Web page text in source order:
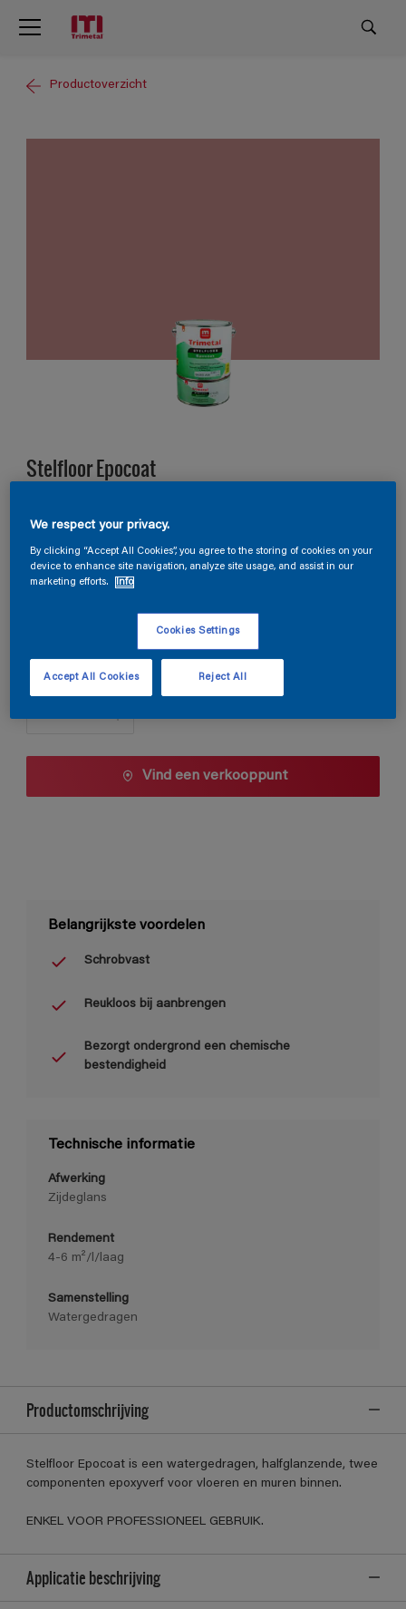
Productoverzicht
Stelfloor Epocoat
B4.16.58
Kleur wijzigen
10 L
Aantal
Vind een verkooppunt
Belangrijkste voordelen
Schrobvast
Reukloos bij aanbrengen
Bezorgt ondergrond een chemische
bestendigheid
Technische informatie
Afwerking
Zijdeglans
Rendement
4-6 m²/l/laag
Samenstelling
Watergedragen
Productomschrijving
Stelfloor Epocoat is een watergedragen, halfglanzende, twee
componenten epoxyverf voor vloeren en muren binnen.
ENKEL VOOR PROFESSIONEEL GEBRUIK.
Applicatie beschrijving
We respect your privacy.
By clicking “Accept All Cookies”, you agree to the storing of cookies on your
device to enhance site navigation, analyze site usage, and assist in our
marketing efforts.
Info
Cookies Settings
Reject All
Accept All Cookies